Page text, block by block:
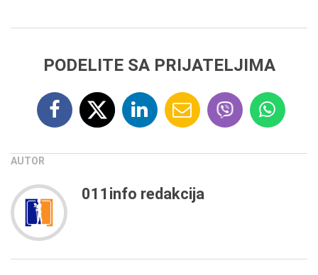
PODELITE SA PRIJATELJIMA
AUTOR
011info redakcija